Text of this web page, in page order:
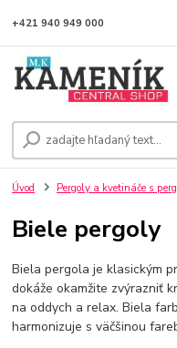
+421 940 949 000
Úvod Pergoly a kvetináče s
Biele pergoly
Biela pergola je klasickým
dokáže okamžite zvýrazniť
na oddych a relax. Biela
harmonizuje s väčšinou